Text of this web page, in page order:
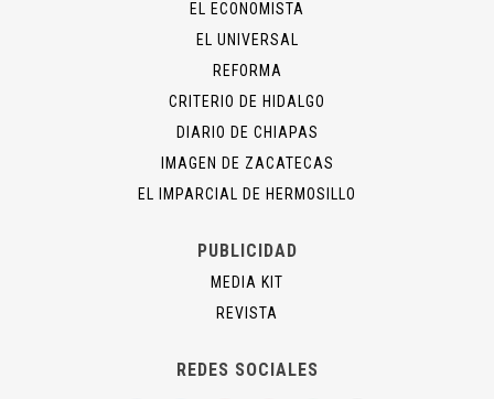
EL ECONOMISTA
EL UNIVERSAL
REFORMA
CRITERIO DE HIDALGO
DIARIO DE CHIAPAS
IMAGEN DE ZACATECAS
EL IMPARCIAL DE HERMOSILLO
PUBLICIDAD
MEDIA KIT
REVISTA
REDES SOCIALES